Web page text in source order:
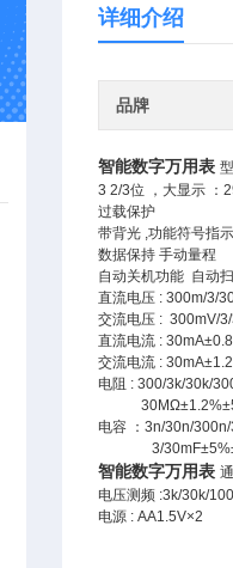
详细介绍
品牌
智能数字万用表
3 2/3位 ，大显示 ：
过载保护
带背光 ,功能符号指示
数据保持 手动量程
自动关机功能 自动
直流电压 : 300m/3/
交流电压 : 300mV/
直流电流 :
交流电流 :
电阻 : 300/3k/30k/
电容 ：3n/30n/
3/
智能数字万用表
电压测频 :3k/30k/
电源 : AA1.5V×2